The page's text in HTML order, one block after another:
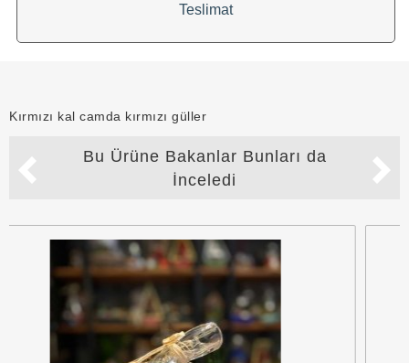
Teslimat
Kırmızı kal camda kırmızı güller
Bu Ürüne Bakanlar Bunları da
İnceledi